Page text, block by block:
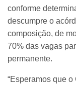
conforme
descumpre o
composição, de
70% das vagas
permanente.
“Esperamos que